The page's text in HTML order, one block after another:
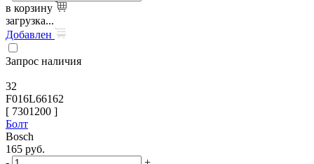
в корзину
загрузка...
Добавлен
Запрос наличия
32
F016L66162
[ 7301200 ]
Болт
Bosch
165 руб.